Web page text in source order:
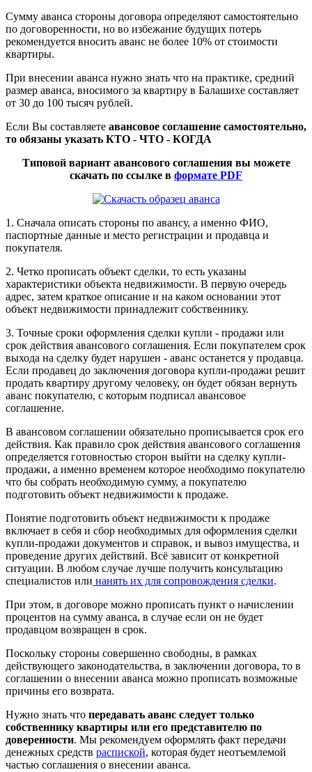
Сумму аванса стороны договора определяют самостоятельно
по договоренности, но во избежание будущих потерь
рекомендуется вносить аванс не более 10% от стоимости
квартиры.
При внесении аванса нужно знать что на практике, средний
размер аванса, вносимого за квартиру в Балашихе составляет
от 30 до 100 тысяч рублей.
Если Вы составляете авансовое соглашение самостоятельно,
то обязаны указать КТО - ЧТО - КОГДА
Типовой вариант авансового соглашения вы можете
скачать по ссылке в формате PDF
1. Сначала описать стороны по авансу, а именно ФИО,
паспортные данные и место регистрации и продавца и
покупателя.
2. Четко прописать объект сделки, то есть указаны
характеристики объекта недвижимости. В первую очередь
адрес, затем краткое описание и на каком основании этот
объект недвижимости принадлежит собственнику.
3. Точные сроки оформления сделки купли - продажи или
срок действия авансового соглашения. Если покупателем срок
выхода на сделку будет нарушен - аванс останется у продавца.
Если продавец до заключения договора купли-продажи решит
продать квартиру другому человеку, он будет обязан вернуть
аванс покупателю, с которым подписал авансовое
соглашение.
В авансовом соглашении обязательно прописывается срок его
действия. Как правило срок действия авансового соглашения
определяется готовностью сторон выйти на сделку купли-
продажи, а именно временем которое необходимо покупателю
что бы собрать необходимую сумму, а покупателю
подготовить объект недвижимости к продаже.
Понятие подготовить объект недвижимости к продаже
включает в себя и сбор необходимых для оформления сделки
купли-продажи документов и справок, и вывоз имущества, и
проведение других действий. Всё зависит от конкретной
ситуации. В любом случае лучше получить консультацию
специалистов или нанять их для сопровождения сделки.
При этом, в договоре можно прописать пункт о начислении
процентов на сумму аванса, в случае если он не будет
продавцом возвращен в срок.
Поскольку стороны совершенно свободны, в рамках
действующего законодательства, в заключении договора, то в
соглашении о внесении аванса можно прописать возможные
причины его возврата.
Нужно знать что передавать аванс следует только
собственнику квартиры или его представителю по
доверенности. Мы рекомендуем оформлять факт передачи
денежных средств распиской, которая будет неотъемлемой
частью соглашения о внесении аванса.